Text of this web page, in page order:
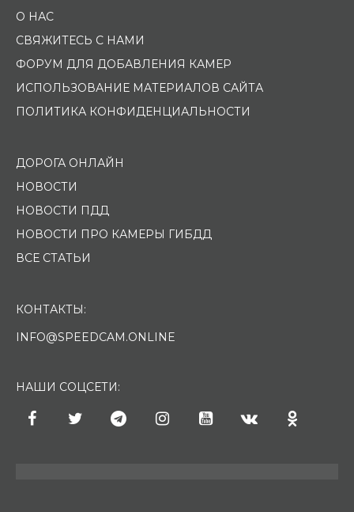
О НАС
СВЯЖИТЕСЬ С НАМИ
ФОРУМ ДЛЯ ДОБАВЛЕНИЯ КАМЕР
ИСПОЛЬЗОВАНИЕ МАТЕРИАЛОВ САЙТА
ПОЛИТИКА КОНФИДЕНЦИАЛЬНОСТИ
ДОРОГА ОНЛАЙН
НОВОСТИ
НОВОСТИ ПДД
НОВОСТИ ПРО КАМЕРЫ ГИБДД
ВСЕ СТАТЬИ
КОНТАКТЫ:
INFO@SPEEDCAM.ONLINE
НАШИ СОЦСЕТИ: